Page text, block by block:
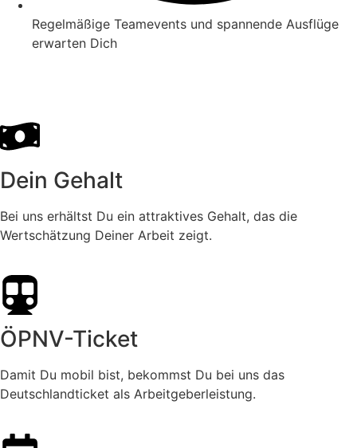
Regelmäßige Teamevents und spannende Ausflüge
erwarten Dich
Dein Gehalt
Bei uns erhältst Du ein attraktives Gehalt, das die
Wertschätzung Deiner Arbeit zeigt.
ÖPNV-Ticket
Damit Du mobil bist, bekommst Du bei uns das
Deutschlandticket als Arbeitgeberleistung.